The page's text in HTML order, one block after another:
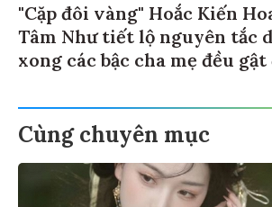
"Cặp đôi vàng" Hoắc Kiến
Tâm Như tiết lộ nguyên tắc
xong các bậc cha mẹ đều
Cùng chuyên mục